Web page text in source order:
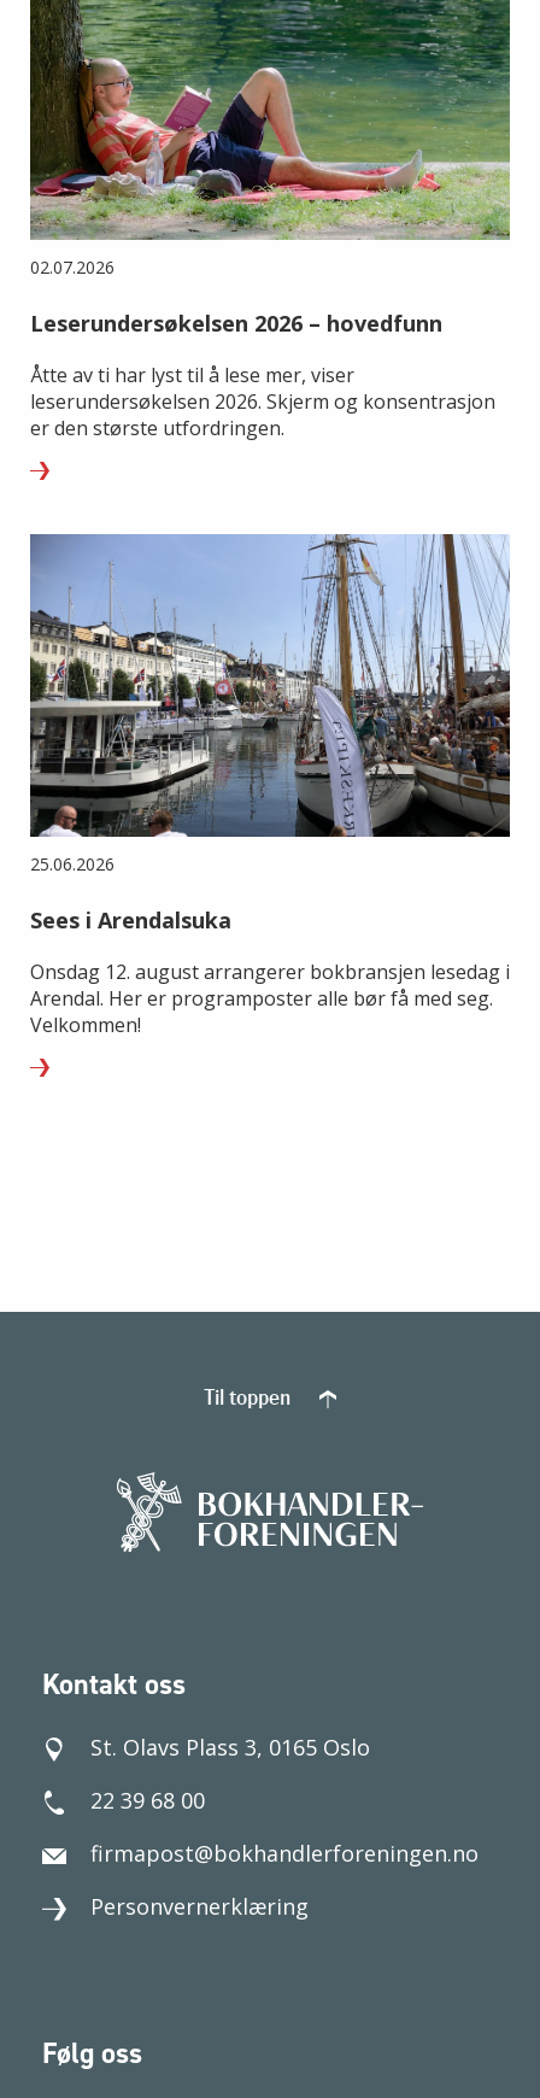
02.07.2026
Leserundersøkelsen 2026 – hovedfunn
Åtte av ti har lyst til å lese mer, viser
leserundersøkelsen 2026. Skjerm og konsentrasjon
er den største utfordringen.
25.06.2026
Sees i Arendalsuka
Onsdag 12. august arrangerer bokbransjen lesedag i
Arendal. Her er programposter alle bør få med seg.
Velkommen!
Kontakt oss
St. Olavs Plass 3, 0165 Oslo
22 39 68 00
firmapost@bokhandlerforeningen.no
Personvernerklæring
Følg oss
Til toppen